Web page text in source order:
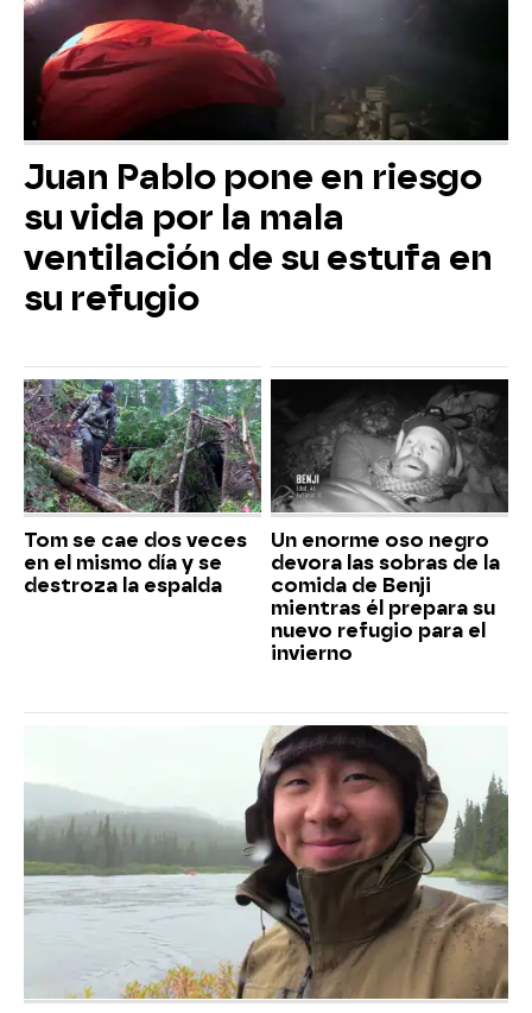
Juan Pablo pone en riesgo
su vida por la mala
ventilación de su estufa en
su refugio
Tom se cae dos veces
en el mismo día y se
destroza la espalda
Un enorme oso negro
devora las sobras de la
comida de Benji
mientras él prepara su
nuevo refugio para el
invierno